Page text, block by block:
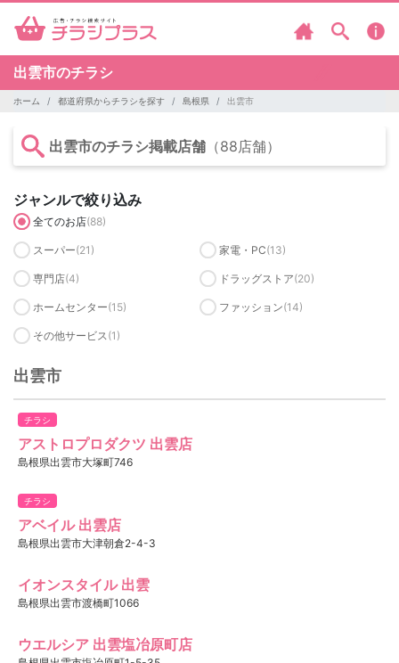
出雲市のチラシ
ホーム 都道府県からチラシを探す 島根県 出雲市
出雲市のチラシ掲載店舗 （88店舗）
ジャンルで絞り込み
全てのお店(88)
スーパー(21) 家電・PC(13)
専門店(4) ドラッグストア(20)
ホームセンター(15) ファッション(14)
その他サービス (1)
出雲市
チラシ
アストロプロダクツ 出雲店
島根県出雲市大塚町746
チラシ
アベイル 出雲店
島根県出雲市大津朝倉2-4-3
イオンスタイル 出雲
島根県出雲市渡橋町1066
ウエルシア 出雲塩冶原町店